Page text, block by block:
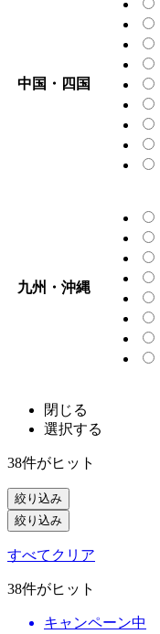
中国・四国
九州・沖縄
閉じる
選択する
38件がヒット
絞り込み
絞り込み
すべてクリア
38件がヒット
キャンペーン中